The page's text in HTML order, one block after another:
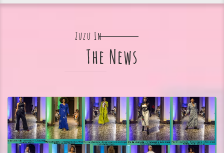
Zuzu In
The News